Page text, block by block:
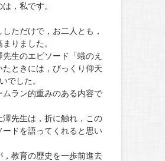
，私です。
ただけで，お二人とも，
りました。
生のエピソード「蟻のえ
たときには，びっくり仰天
でした。
ムラン的重みのある内容で
澤先生は，折に触れ，この
ードを語ってくれると思い
，教育の歴史を一歩前進去